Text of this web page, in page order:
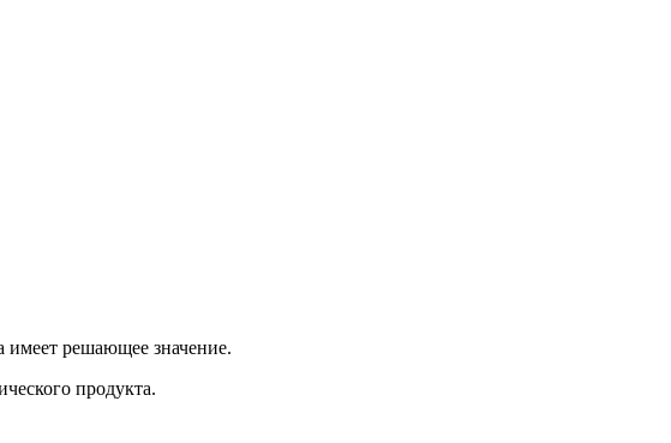
имеет решающее значение.
продукта.